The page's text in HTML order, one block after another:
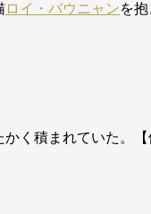
ロイ・バウニャンを
く積まれていた。